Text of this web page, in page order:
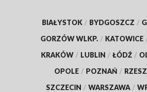
BIAŁYSTOK / BYDGOSZCZ /
GORZÓW WLKP. / KATOWICE
KRAKÓW / LUBLIN / ŁÓDŹ /
OPOLE / POZNAŃ /
SZCZECIN / WARSZAWA /